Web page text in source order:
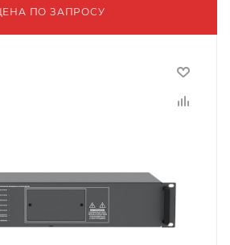
ПО ЗАПРОСУ